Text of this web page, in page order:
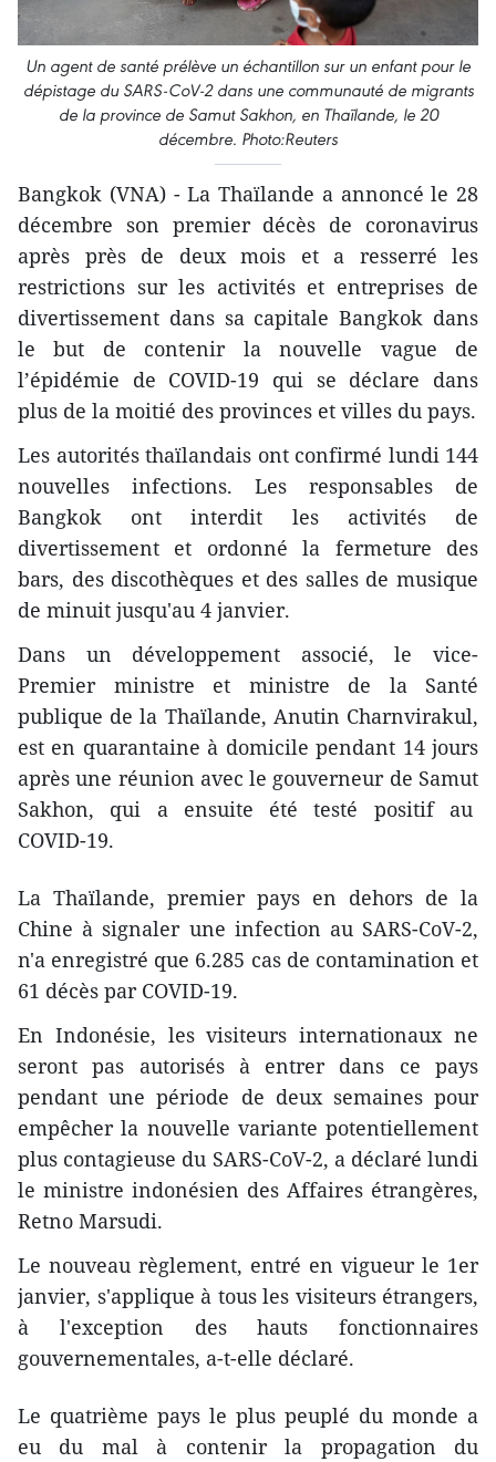
Un agent de santé prélève un échantillon sur un enfant pour le
dépistage du SARS-CoV-2 dans une communauté de migrants
de la province de Samut Sakhon, en Thaïlande, le 20
décembre. Photo:Reuters
Bangkok (VNA) - La Thaïlande a annoncé le 28
décembre son premier décès de coronavirus
après près de deux mois et a resserré les
restrictions sur les activités et entreprises de
divertissement dans sa capitale Bangkok dans
le but de contenir la nouvelle vague de
l’épidémie de COVID-19 qui se déclare dans
plus de la moitié des provinces et villes du pays.
Les autorités thaïlandais ont confirmé lundi 144
nouvelles infections. Les responsables de
Bangkok ont interdit les activités de
divertissement et ordonné la fermeture des
bars, des discothèques et des salles de musique
de minuit jusqu'au 4 janvier.
Dans un développement associé, le vice-
Premier ministre et ministre de la Santé
publique de la Thaïlande, Anutin Charnvirakul,
est en quarantaine à domicile pendant 14 jours
après une réunion avec le gouverneur de Samut
Sakhon, qui a ensuite été testé positif au
COVID-19.
La Thaïlande, premier pays en dehors de la
Chine à signaler une infection au SARS-CoV-2,
n'a enregistré que 6.285 cas de contamination et
61 décès par COVID-19.
En Indonésie, les visiteurs internationaux ne
seront pas autorisés à entrer dans ce pays
pendant une période de deux semaines pour
empêcher la nouvelle variante potentiellement
plus contagieuse du SARS-CoV-2, a déclaré lundi
le ministre indonésien des Affaires étrangères,
Retno Marsudi.
Le nouveau règlement, entré en vigueur le 1er
janvier, s'applique à tous les visiteurs étrangers,
à l'exception des hauts fonctionnaires
gouvernementales, a-t-elle déclaré.
Le quatrième pays le plus peuplé du monde a
eu du mal à contenir la propagation du